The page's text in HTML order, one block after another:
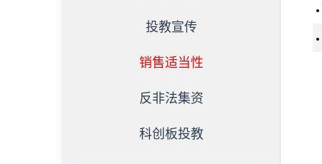
投教宣传
销售适当性
反非法集资
科创板投教